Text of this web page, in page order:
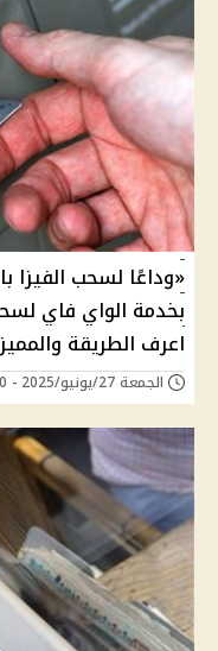
بخدمة الواي فاي
اعرف الطريقة
الجمعة 27/يونيو/2025 - 04:00 ص